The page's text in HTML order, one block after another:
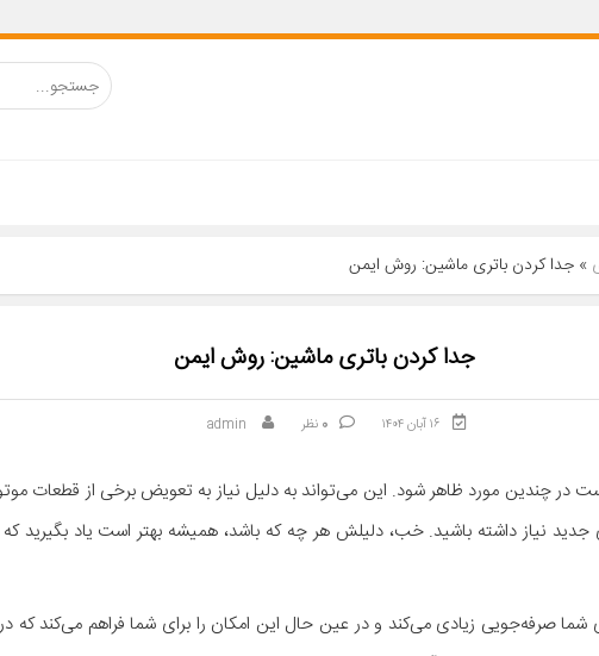
» جدا کردن باتری ماشین: روش ایمن
جدا کردن باتری ماشین: روش ایمن
۱۶ آبان ۱۴۰۴ 0 نظر
چندین مورد ظاهر شود. این می‌تواند به دلیل نیاز به تعویض برخی از قطعات
جدید نیاز داشته باشید. خب، دلیلش هر چه که باشد، همیشه بهتر است یاد بگیرید
صرفه‌جویی زیادی می‌کند و در عین حال این امکان را برای شما فراهم می‌کند که در